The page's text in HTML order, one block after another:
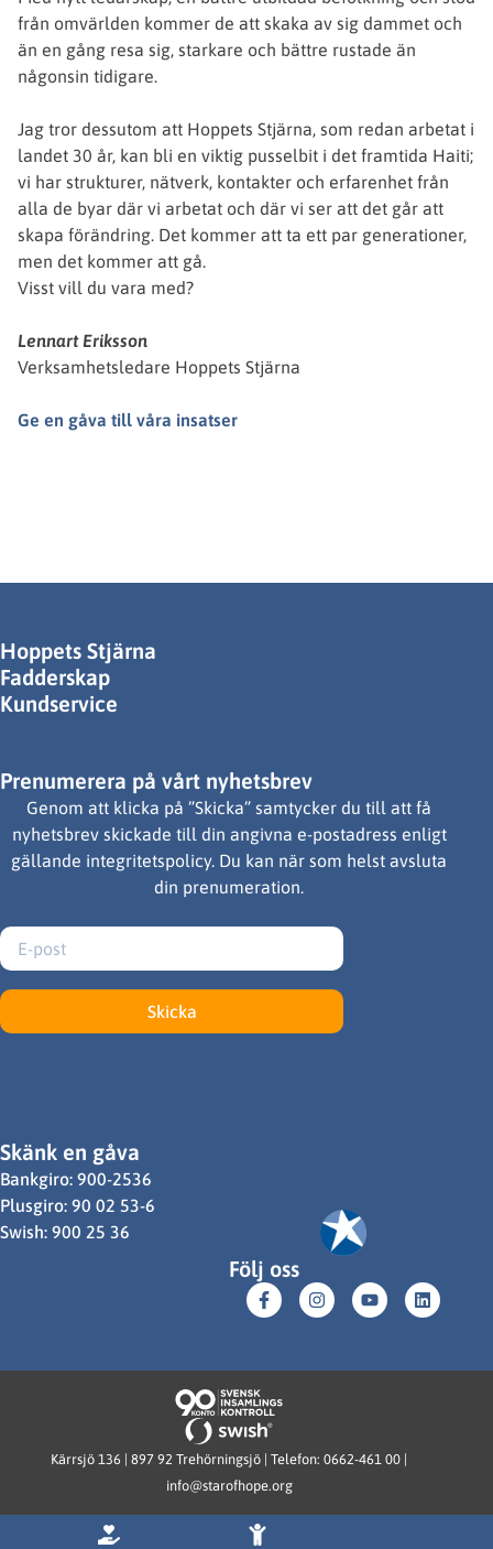
från omvärlden kommer de att skaka av sig dammet och
än en gång resa sig, starkare och bättre rustade än
någonsin tidigare.
Jag tror dessutom att Hoppets Stjärna, som redan arbetat i
landet 30 år, kan bli en viktig pusselbit i det framtida Haiti;
vi har strukturer, nätverk, kontakter och erfarenhet från
alla de byar där vi arbetat och där vi ser att det går att
skapa förändring. Det kommer att ta ett par generationer,
men det kommer att gå.
Visst vill du vara med?
Lennart Eriksson
Verksamhetsledare Hoppets Stjärna
Ge en gåva till våra insatser
Hoppets Stjärna
Fadderskap
Kundservice
Prenumerera på vårt nyhetsbrev
Genom att klicka på ”Skicka” samtycker du till att få
nyhetsbrev skickade till din angivna e-postadress enligt
gällande integritetspolicy. Du kan när som helst avsluta
din prenumeration.
Skicka
Skänk en gåva
Bankgiro: 900-2536
Plusgiro: 90 02 53-6
Swish: 900 25 36
Följ oss
Kärrsjö 136 | 897 92 Trehörningsjö | Telefon: 0662-461 00 |
info@starofhope.org